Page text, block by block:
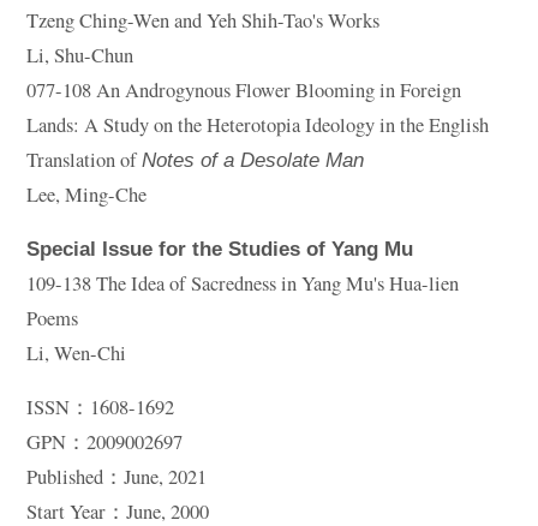
Tzeng Ching-Wen and Yeh Shih-Tao's Works
Li, Shu-Chun
077-108 An Androgynous Flower Blooming in Foreign
Lands: A Study on the Heterotopia Ideology in the English
Translation ofNotes of a Desolate Man
Lee, Ming-Che
Special Issue for the Studies of Yang Mu
109-138 The Idea of Sacredness in Yang Mu's Hua-lien
Poems
Li, Wen-Chi
ISSN：1608-1692
GPN：2009002697
Published：June, 2021
Start Year：June, 2000